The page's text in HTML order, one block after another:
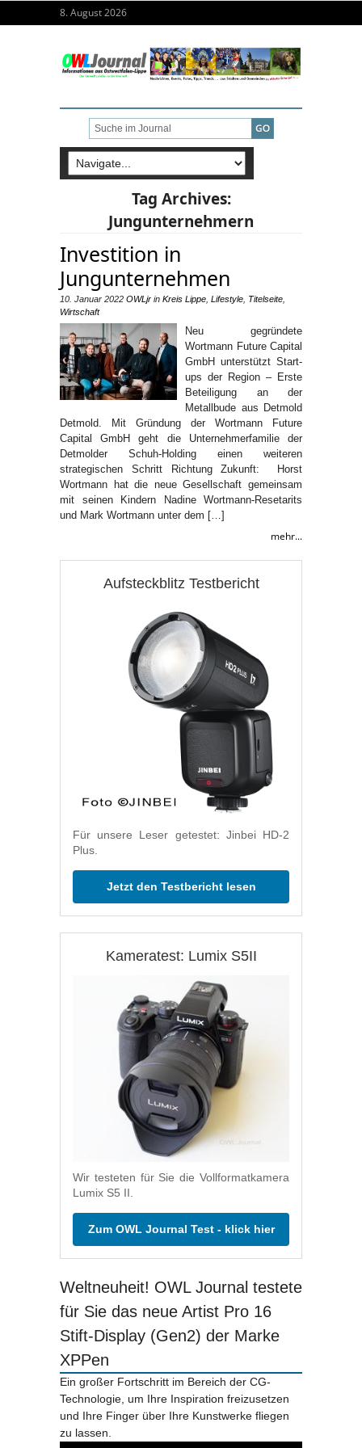
8. August 2026
Tag Archives:
Jungunternehmern
Investition in
Jungunternehmen
10. Januar 2022 OWLjr in Kreis Lippe Lifestyle Titelseite
Wirtschaft
Neu gegründete
Wortmann Future Capital
GmbH unterstützt Start-
ups der Region – Erste
Beteiligung an der
Metallbude aus Detmold
Detmold. Mit Gründung der Wortmann Future
Capital GmbH geht die Unternehmerfamilie der
Detmolder Schuh-Holding einen weiteren
strategischen Schritt Richtung Zukunft: Horst
Wortmann hat die neue Gesellschaft gemeinsam
mit seinen Kindern Nadine Wortmann-Resetarits
und Mark Wortmann unter dem […]
mehr...
Aufsteckblitz Testbericht
Für unsere Leser getestet: Jinbei HD-2
Plus.
Jetzt den Testbericht lesen
Kameratest: Lumix S5II
Wir testeten für Sie die Vollformatkamera
Lumix S5 II.
Zum OWL Journal Test - klick hier
Weltneuheit! OWL Journal testete
für Sie das neue Artist Pro 16
Stift-Display (Gen2) der Marke
XPPen
Ein großer Fortschritt im Bereich der CG-
Technologie, um Ihre Inspiration freizusetzen
und Ihre Finger über Ihre Kunstwerke fliegen
zu lassen.